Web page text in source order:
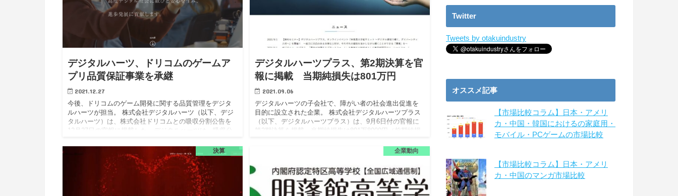
デジタルハーツ、ドリコムのゲームア
プリ品質保証事業を承継
2021.12.27
今後、ドリコムのゲーム開発に関する品質管理をデジタ
ルハーツが担当。 株式会社デジタルハーツ（以下、デジ
タルハーツ）は、株式会社ドリコムとの吸収分割公告を
12月27日の官報に掲載した。デジタルハーツは、吸収分
デジタルハーツプラス、第2期決算を官
報に掲載 当期純損失は801万円
2021.09.06
デジタルハーツの子会社で、障がい者の社会進出促進を
目的に設立された企業。 株式会社デジタルハーツプラス
（以下、デジタルハーツプラス）は、9月6日付の官報に
第2期決算を掲載。当期純損失は801万8000円（前期純損
決算 企業動向
Twitter
Tweets by otakuindustry
オススメ記事
【市場比較コラム】日本・アメリ
カ・中国・韓国におけるの家庭用・
モバイル・PCゲームの市場比較
【市場比較コラム】日本・アメリ
カ・中国のマンガ市場比較